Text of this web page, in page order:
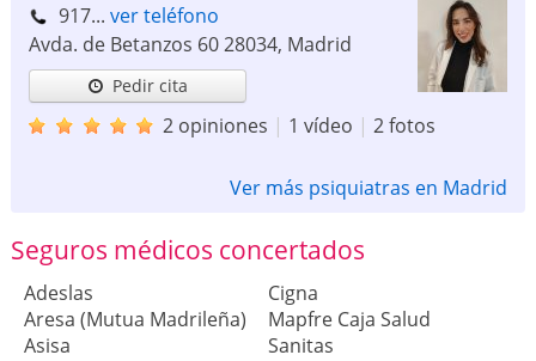
917... ver teléfono
Avda. de Betanzos 6028034, Madrid
Pedir cita
2 opiniones | 1 vídeo | 2 fotos
Ver más psiquiatras en Madrid
Seguros médicos concertados
Adeslas
Aresa (Mutua Madrileña)
Asisa
Cigna
Mapfre Caja Salud
Sanitas